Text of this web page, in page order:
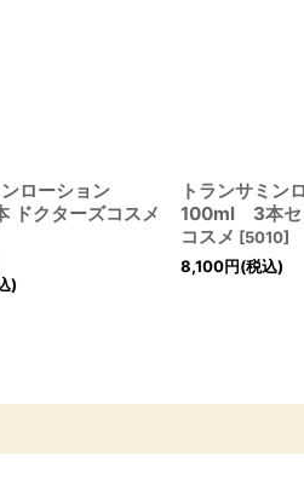
ンローション
クターズコスメ
)
トランサミン
100ml 3本セ
コスメ [5010]
8,100円(税込)